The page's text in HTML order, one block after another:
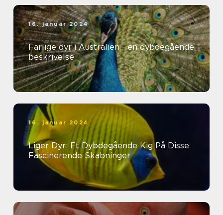
16. januar 2024
Farlige dyr i Australien - en dybdegående
beskrivelse
16. januar 2024
Liger Dyr: Et Dybdegående Kig På Disse
Fascinerende Skabninger